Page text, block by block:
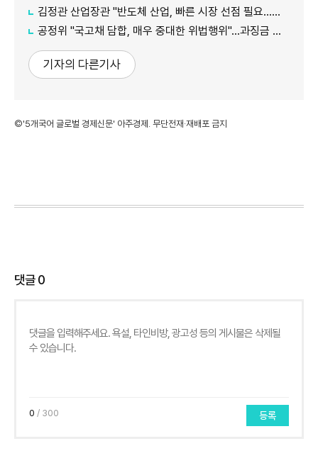
김정관 산업장관 "반도체 산업, 빠른 시장 선점 필요…주52시간제 손봐야"
공정위 "국고채 담합, 매우 중대한 위법행위"...과징금 최대 15조원 전망
기자의 다른기사
©'5개국어 글로벌 경제신문' 아주경제. 무단전재·재배포 금지
댓글0
0 / 300 등록